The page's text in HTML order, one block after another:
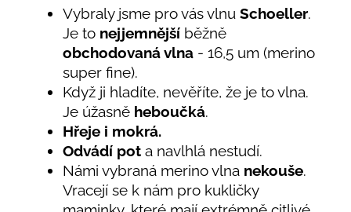
Vybraly jsme pro vás vlnu Schoeller.
Je to nejjemnější běžně
obchodovaná vlna - 16,5 um (merino
super fine).
Když ji hladíte, nevěříte, že je to vlna.
Je úžasně heboučká.
Hřeje i mokrá.
Odvádí pot a navlhlá nestudí.
Námi vybraná merino vlna nekouše.
Vracejí se k nám pro kukličky